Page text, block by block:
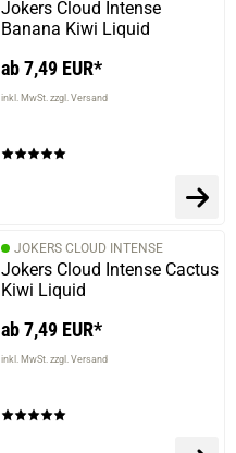
Jokers Cloud Intense
Banana Kiwi Liquid
ab 7,49 EUR*
inkl. MwSt. zzgl. Versand
JOKERS CLOUD INTENSE
Jokers Cloud Intense Cactus
Kiwi Liquid
ab 7,49 EUR*
inkl. MwSt. zzgl. Versand